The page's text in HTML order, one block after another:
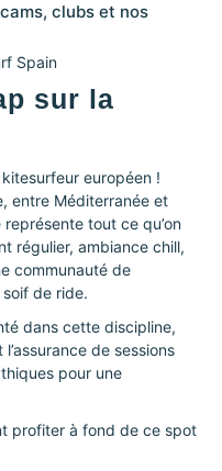
clubs et nos
sur la
européen !
entre Méditerranée et
tout ce qu’on
régulier, ambiance chill,
communauté de
de ride.
dans cette discipline,
de sessions
pour une
profiter à fond de ce spot